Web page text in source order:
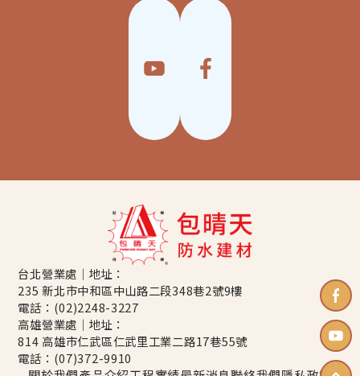
台北營業處｜地址：
235 新北市中和區中山路二段348巷2號9樓
電話： (02)2248-3227
高雄營業處｜地址：
814 高雄市仁武區仁武里工業二路17巷55號
電話： (07)372-9910